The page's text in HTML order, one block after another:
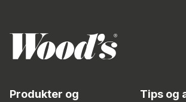
Produkter og
Tips og